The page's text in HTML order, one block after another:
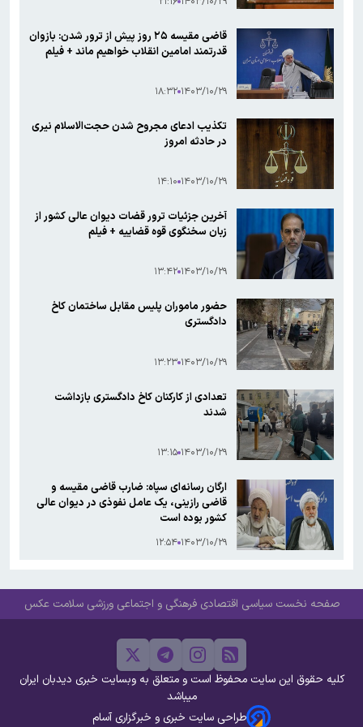
قاضی مقیسه ۲۵ روز پیش از ترور شدن: بازوان
قدرتمند امامین انقلاب خواهیم ماند + فیلم
۱۴۰۳/۱۰/۲۹ ۱۸:۳۲
تکذیب ادعای مجروح شدن حجت‌الاسلام نیری
در حادثه امروز
۱۴۰۳/۱۰/۲۹ ۱۴:۱۰
آخرین جزئیات ترور قضات دیوان عالی کشور از
زبان سخنگوی قوه قضاییه + فیلم
۱۴۰۳/۱۰/۲۹ ۱۳:۴۲
حضور ماموران پلیس مقابل ساختمان کاخ
دادگستری
۱۴۰۳/۱۰/۲۹ ۱۳:۲۳
تعدادی از کارکنان کاخ دادگستری بازداشت
شدند
۱۴۰۳/۱۰/۲۹ ۱۳:۱۵
ارگان رسانه‌ای سپاه: ضارب قاضی مقیسه و
قاضی رازینی، یک عامل نفوذی در دیوان عالی
کشور بوده است
۱۴۰۳/۱۰/۲۹ ۱۲:۵۴
صفحه نخست سیاسی اقتصادی فرهنگی و اجتماعی ورزشی سلامت عکس
کلیه حقوق این سایت محفوظ است و متعلق به وبسایت خبری دیدبان ایران
میباشد
طراحی سایت خبری و خبرگزاری آسام